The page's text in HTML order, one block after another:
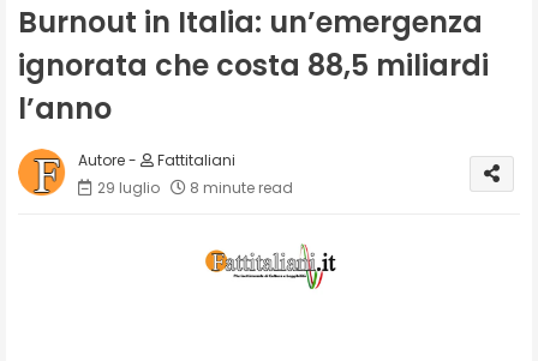
Burnout in Italia: un’emergenza
ignorata che costa 88,5 miliardi
l’anno
Fattitaliani
29 luglio
8 minute read